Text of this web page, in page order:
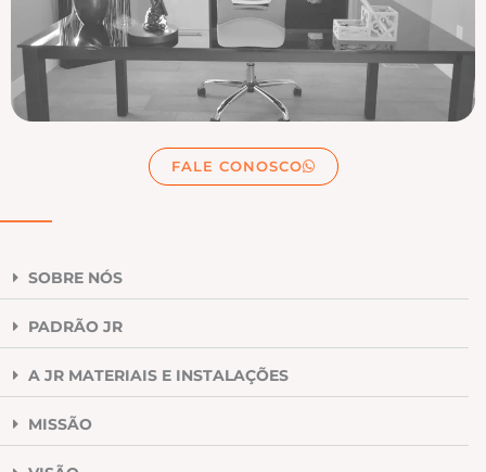
FALE CONOSCO
SOBRE NÓS
PADRÃO JR
A JR MATERIAIS E INSTALAÇÕES
MISSÃO